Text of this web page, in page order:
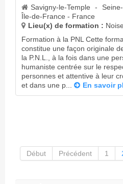
Savigny-le-Temple -
Île-de-France - France
Lieu(x) de formation :
Formation à la PNL Cette
constitue une façon originale
la P.N.L., à la fois dans une
humaniste centrée sur le
personnes et attentive à leur
et dans une p...
En savoir
Début Précédent 1